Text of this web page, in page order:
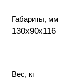
Габариты, мм
130х90х116
Вес, кг